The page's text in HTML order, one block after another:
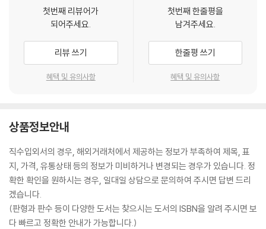
첫번째 리뷰어가
되어주세요.
리뷰 쓰기
혜택 및 유의사항
첫번째 한줄평을
남겨주세요.
한줄평 쓰기
혜택 및 유의사항
상품정보안내
직수입외서의 경우, 해외거래처에서 제공하는 정보가 부족하여 제목, 표
지, 가격, 유통상태 등의 정보가 미비하거나 변경되는 경우가 있습니다. 정
확한 확인을 원하시는 경우, 일대일 상담으로 문의하여 주시면 답변 드리
겠습니다.
(판형과 판수 등이 다양한 도서는 찾으시는 도서의 ISBN을 알려 주시면 보
다 빠르고 정확한 안내가 가능합니다.)